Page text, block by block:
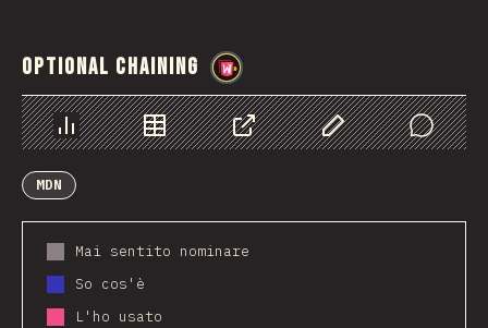
Optional Chaining
Grafico Dati CondividerePersonalizza i dati
Comments
MDN
Mai sentito nominare
So cos'è
L'ho usato